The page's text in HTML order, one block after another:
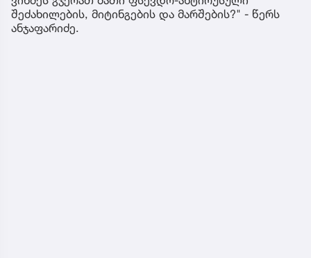
შეძახილების, მიტინგების და მარშების?" - წერს
ანჯაფარიძე.